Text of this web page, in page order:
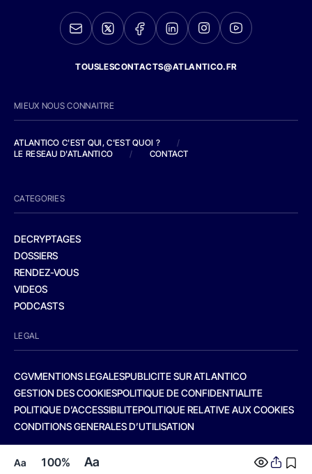
Aa 100% Aa
TOUSLESCONTACTS@ATLANTICO.FR
MIEUX NOUS CONNAITRE
ATLANTICO C'EST QUI, C'EST QUOI ?
/
LE RESEAU D'ATLANTICO
/ CONTACT
CATEGORIES
DECRYPTAGES
DOSSIERS
RENDEZ-VOUS
VIDEOS
PODCASTS
LEGAL
CGVMENTIONS LEGALESPUBLICITE SUR ATLANTICO
GESTION DES COOKIESPOLITIQUE DE CONFIDENTIALITE
POLITIQUE D’ACCESSIBILITEPOLITIQUE RELATIVE AUX COOKIES
CONDITIONS GENERALES D’UTILISATION